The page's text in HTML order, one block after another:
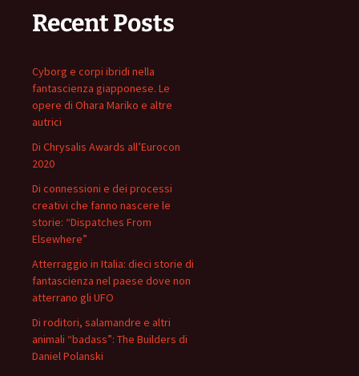
Recent Posts
Cyborg e corpi ibridi nella
fantascienza giapponese. Le
opere di Ohara Mariko e altre
autrici
Di Chrysalis Awards all’Eurocon
2020
Di connessioni e dei processi
creativi che fanno nascere le
storie: “Dispatches From
Elsewhere”
Atterraggio in Italia: dieci storie di
fantascienza nel paese dove non
atterrano gli UFO
Di roditori, salamandre e altri
animali “badass”: The Builders di
Daniel Polanski